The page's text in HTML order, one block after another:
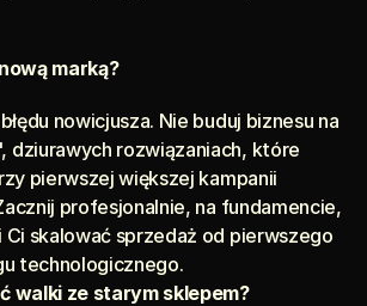
marką?
nowicjusza. Nie buduj biznesu na
dziurawych rozwiązaniach, które
pierwszej większej kampanii
profesjonalnie, na fundamencie,
skalować sprzedaż od pierwszego
technologicznego.
walki ze starym sklepem?